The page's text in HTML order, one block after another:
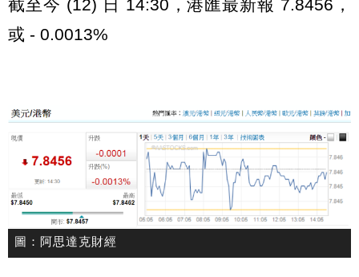
截至今 (12) 日 14:30，港匯最新報 7.8456，
或 - 0.0013%
圖：阿思達克財經